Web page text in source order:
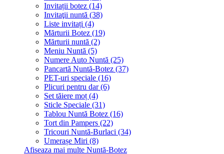
Invitații botez (14)
Invitaţii nuntă (38)
Liste invitați (4)
Mărturii Botez (19)
Mărturii nuntă (2)
Meniu Nuntă (5)
Numere Auto Nuntă (25)
Pancartă Nuntă-Botez (37)
PET-uri speciale (16)
Plicuri pentru dar (6)
Set tăiere moț (4)
Sticle Speciale (31)
Tablou Nuntă Botez (16)
Tort din Pampers (22)
Tricouri Nuntă-Burlaci (34)
Umerașe Miri (8)
Afiseaza mai multe Nuntă-Botez